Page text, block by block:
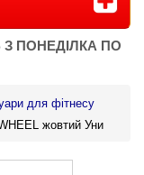
ПОНЕДІЛКА ПО
для фітнесу
жовтий Уни